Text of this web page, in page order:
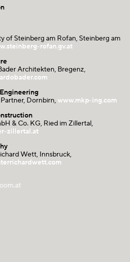
of Steinberg am Rofan, Steinberg am
rofan.gv.at
Architekten, Bregenz,
Dornbirn,www.mkp-ing.com
& Co. KG, Ried im Zillertal,
zillertal.at
Wett, Innsbruck,